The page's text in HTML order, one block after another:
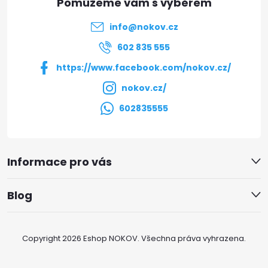
info@nokov.cz
602 835 555
https://www.facebook.com/nokov.cz/
nokov.cz/
602835555
Informace pro vás
Blog
Copyright 2026 Eshop NOKOV. Všechna práva vyhrazena.